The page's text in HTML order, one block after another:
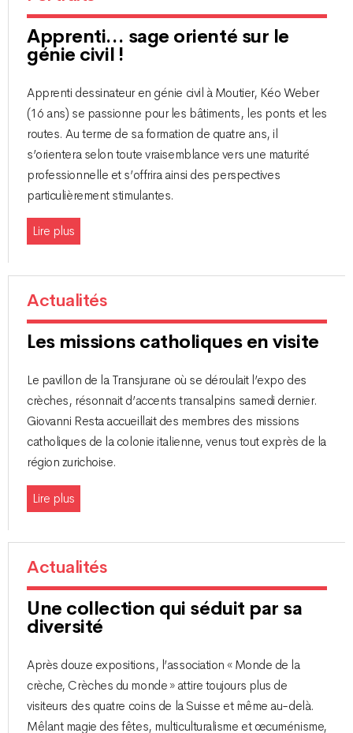
Apprenti… sage orienté sur le
génie civil !
Apprenti dessinateur en génie civil à Moutier, Kéo Weber
(16 ans) se passionne pour les bâtiments, les ponts et les
routes. Au terme de sa formation de quatre ans, il
s’orientera selon toute vraisemblance vers une maturité
professionnelle et s’offrira ainsi des perspectives
particulièrement stimulantes.
Lire plus
Actualités
Les missions catholiques en visite
Le pavillon de la Transjurane où se déroulait l’expo des
crèches, résonnait d’accents transalpins samedi dernier.
Giovanni Resta accueillait des membres des missions
catholiques de la colonie italienne, venus tout exprès de la
région zurichoise.
Lire plus
Actualités
Une collection qui séduit par sa
diversité
Après douze expositions, l’association « Monde de la
crèche, Crèches du monde » attire toujours plus de
visiteurs des quatre coins de la Suisse et même au-delà.
Mêlant magie des fêtes, multiculturalisme et œcuménisme,